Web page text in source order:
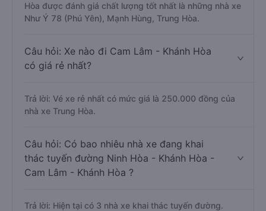
Hòa được đánh giá chất lượng tốt nhất là những nhà xe
Như Ý 78 (Phú Yên), Mạnh Hùng, Trung Hòa.
Câu hỏi: Xe nào đi Cam Lâm - Khánh Hòa
có giá rẻ nhất?
Trả lời: Vé xe rẻ nhất có mức giá là 250.000 đồng của
nhà xe Trung Hòa.
Câu hỏi: Có bao nhiêu nhà xe đang khai
thác tuyến đường Ninh Hòa - Khánh Hòa -
Cam Lâm - Khánh Hòa ?
Trả lời: Hiện tại có 3 nhà xe khai thác tuyến đường.